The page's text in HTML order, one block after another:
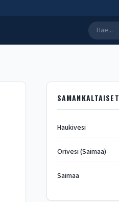
SAMANKALTAISET
Haukivesi
Orivesi (Saimaa)
Saimaa